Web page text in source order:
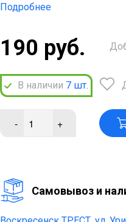
Подробнее
190 руб.
В наличии 7 шт.
- +
Cамовывоз и